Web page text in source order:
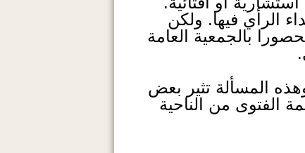
الرأي فيها. ولكن
بالجمعية العامة
المسألة تثير بعض
الفتوى من الناحية